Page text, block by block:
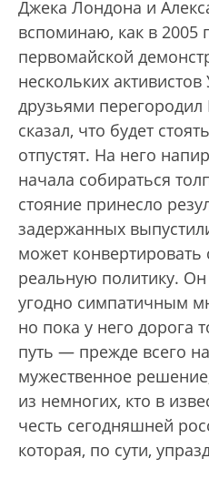
Джека Лондона и
вспоминаю, как в 2005
первомайской
нескольких
друзьями
сказал, что будет
отпустят. На него
начала собираться
стояние принесло
задержанных
может конвертировать
реальную политику.
угодно симпатичным
но пока у него дорога
путь — прежде всего
мужественное
из немногих, кто в
честь сегодняшней
которая, по сути,